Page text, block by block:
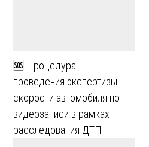
🆘 Процедура
проведения экспертизы
скорости автомобиля по
видеозаписи в рамках
расследования ДТП